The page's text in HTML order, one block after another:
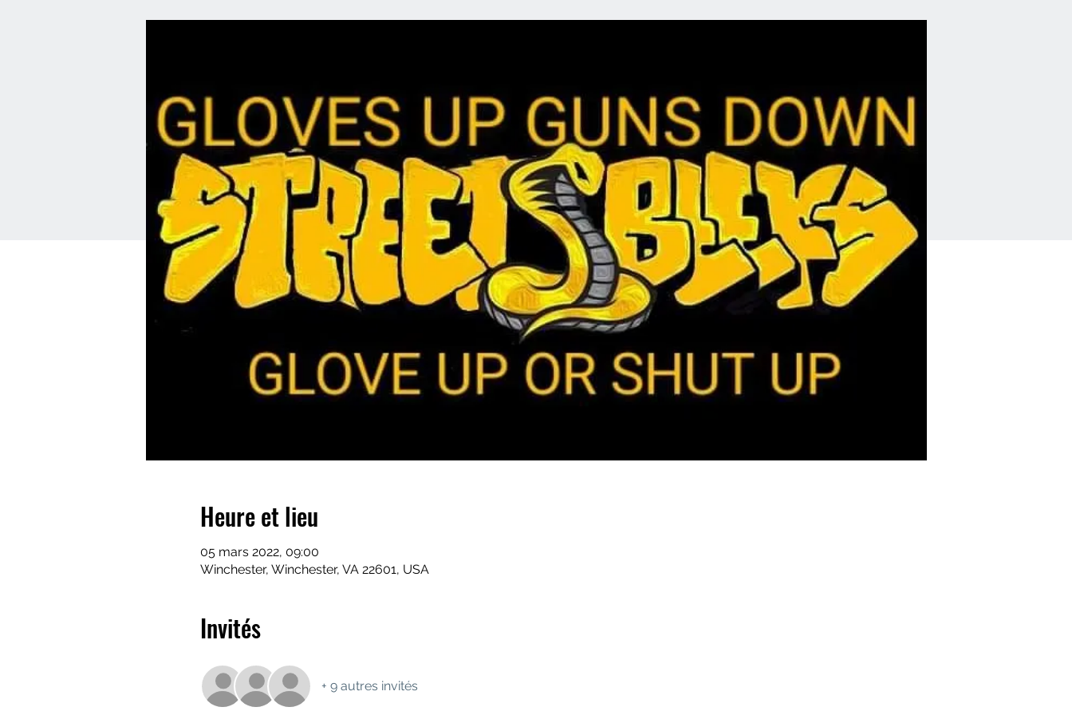
Heure et lieu
05 mars 2022, 09:00
Winchester, Winchester, VA 22601, USA
Invités
+ 9 autres invités